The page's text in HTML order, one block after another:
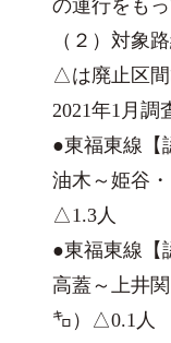
の運行をも
（２）対象
△は廃止区間
2021年1月調
​●東福東線【
油木～姫谷
△1.3人
​●東福東線【
高蓋～上井
㌔）△0.1人